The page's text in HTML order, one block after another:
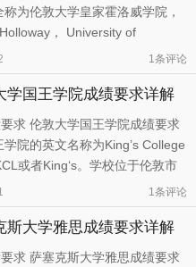
为伦敦大学皇家霍洛威学院，
， University of
于1886年，由两所学院合并而
自参加了学校的成立典礼，宣
始使用。1990年，皇家霍洛威
1条评论
学国王学院成绩要求详解
求 伦敦大学国王学院成绩要求
院的英文名称为King’s College
或者King‘s。学校位于伦敦市
尽享伦敦发达的公共交通、数
以及丰富的娱乐生活。国王学
当时的首相威灵顿公爵在1829
1条评论
斯大学雅思成绩要求详解
求 萨塞克斯大学雅思成绩要求